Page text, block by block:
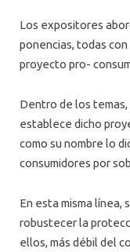
Los expositores
ponencias, todas
proyecto pro-
Dentro de los temas,
establece dicho
como su nombre lo
consumidores por
En esta misma línea,
robustecer la
ellos, más débil del